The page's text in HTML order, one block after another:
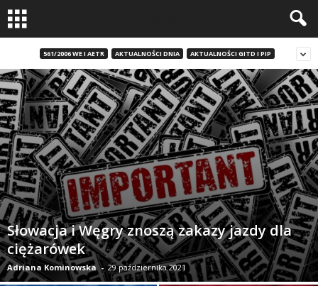
561/2006 WE I AETR AKTUALNOŚCI DNIA AKTUALNOŚCI GITD I PIP
Słowacja i Węgry znoszą zakazy jazdy dla
ciężarówek
Adriana Kominowska - 29 października 2021